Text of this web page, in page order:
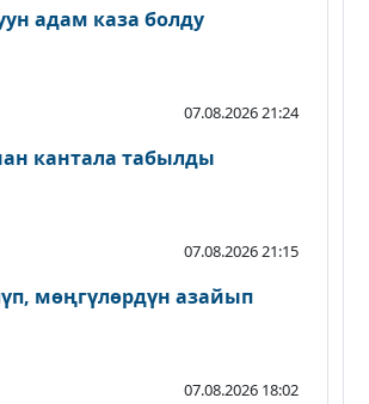
адам каза болду
07.08.2026 21:24
кантала табылды
07.08.2026 21:15
мөңгүлөрдүн азайып
07.08.2026 18:02